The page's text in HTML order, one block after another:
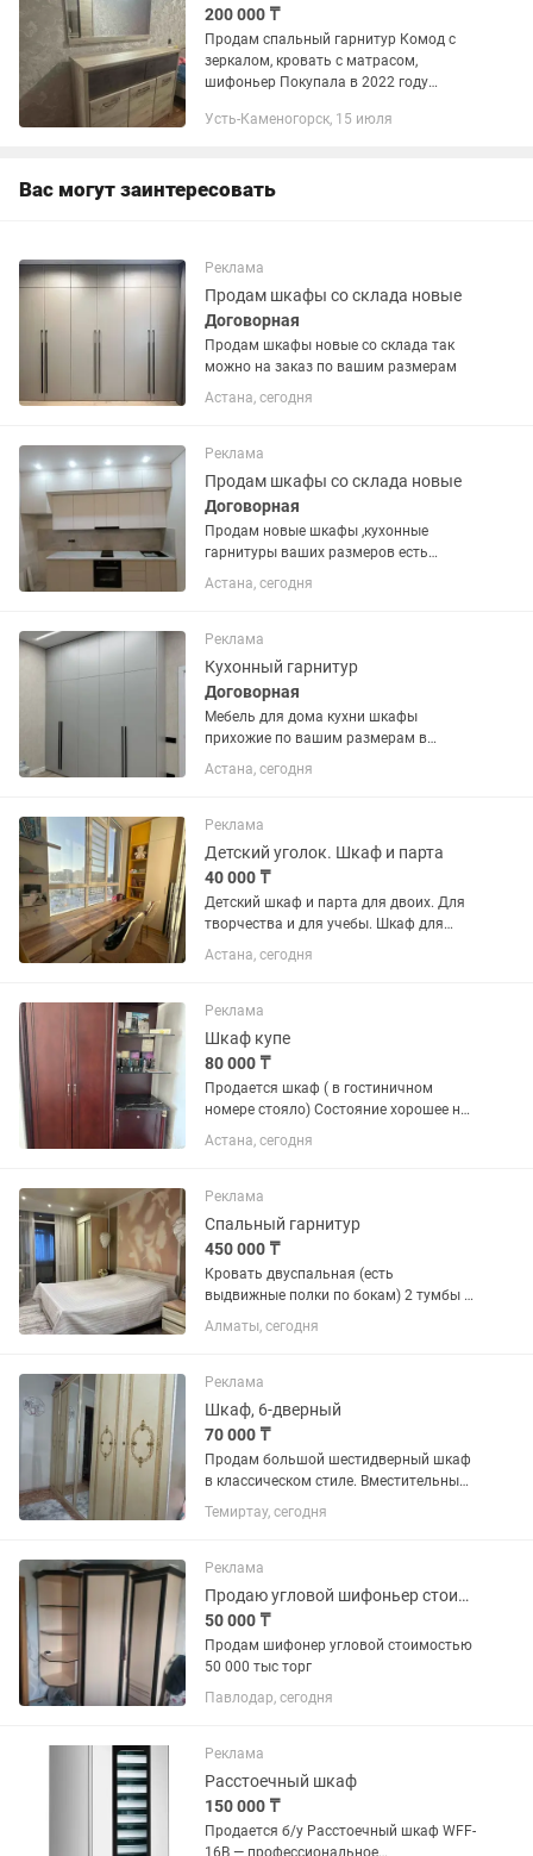
200 000 ₸
Продам спальный гарнитур Комод с
зеркалом, кровать с матрасом,
шифоньер Покупала в 2022 году
так есть маленькие дефекты
Усть-Каменогорск, 15 июля
Вас могут заинтересовать
Реклама
Продам шкафы со склада новые
Договорная
Продам шкафы новые со склада так
можно на заказ по вашим размерам
Астана, сегодня
Реклама
Продам шкафы со склада новые
Договорная
Продам новые шкафы ,кухонные
гарнитуры ваших размеров есть
фабричные и под заказ в короткие
Астана, сегодня
Реклама
Кухонный гарнитур
Договорная
Мебель для дома кухни шкафы
прихожие по вашим размерам в
короткие сроки
Астана, сегодня
Реклама
Детский уголок. Шкаф и парта
40 000 ₸
Детский шкаф и парта для двоих. Для
творчества и для учебы. Шкаф для
одежды, полки для игрушек и книг.
Очень удобно. Продам связи с
3м, ширина шкафа 1м, ширина...
Астана, сегодня
Реклама
Шкаф купе
80 000 ₸
Продается шкаф ( в гостиничном
номере стояло) Состояние хорошее но
очень тяжелый Во всем вопросам
звонить по номеру или писать на Торг
Астана, сегодня
Реклама
Спальный гарнитур
450 000 ₸
Кровать двуспальная (есть
выдвижные полки по бокам) 2 тумбы с
двумя выдвижными полочками 2
Алматы, сегодня
Реклама
Шкаф, 6-дверный
70 000 ₸
Продам большой шестидверный шкаф
в классическом стиле. Вместительный,
с двумя зеркальными дверцами.
Подходит для хранения одежды, белья
все дверцы открываются....
Темиртау, сегодня
Реклама
Продаю угловой шифоньер стоимость 50 тыс
50 000 ₸
Продам шифонер угловой стоимостью
50 000 тыс торг
Павлодар, сегодня
Реклама
Расстоечный шкаф
150 000 ₸
Продается б/у Расстоечный шкаф WFF-
16B — профессиональное